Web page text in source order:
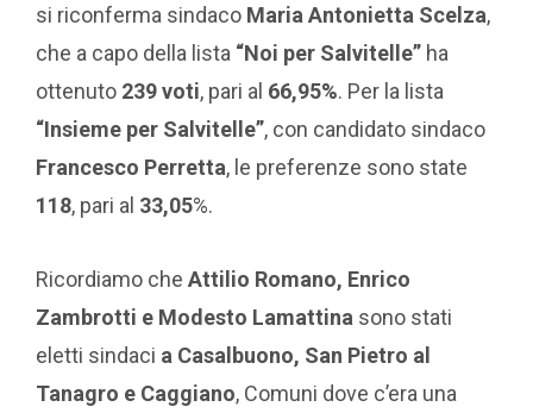
si riconferma sindaco Maria Antonietta Scelza,
che a capo della lista “Noi per Salvitelle” ha
ottenuto 239 voti, pari al 66,95%. Per la lista
“Insieme per Salvitelle”, con candidato sindaco
Francesco Perretta, le preferenze sono state
118, pari al 33,05%.
Ricordiamo che Attilio Romano, Enrico
Zambrotti e Modesto Lamattina sono stati
eletti sindaci a Casalbuono, San Pietro al
Tanagro e Caggiano, Comuni dove c’era una